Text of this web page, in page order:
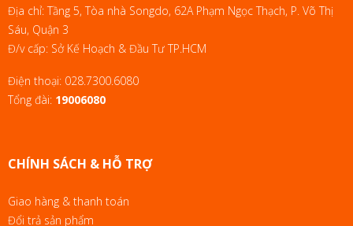
Địa chỉ: Tầng 5, Tòa nhà Songdo, 62A Phạm Ngọc Thạch, P. Võ Thị
Sáu, Quận 3
Đ/v cấp: Sở Kế Hoạch & Đầu Tư TP.HCM
Điện thoại: 028.7300.6080
Tổng đài: 19006080
CHÍNH SÁCH & HỖ TRỢ
Giao hàng & thanh toán
Đổi trả sản phẩm